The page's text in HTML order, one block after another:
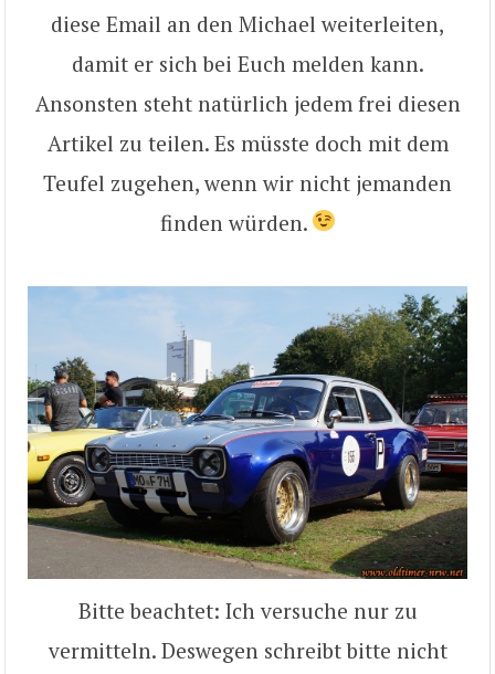
diese Email an den Michael weiterleiten,
damit er sich bei Euch melden kann.
Ansonsten steht natürlich jedem frei diesen
Artikel zu teilen. Es müsste doch mit dem
Teufel zugehen, wenn wir nicht jemanden
finden würden.
Bitte beachtet: Ich versuche nur zu
vermitteln. Deswegen schreibt bitte nicht